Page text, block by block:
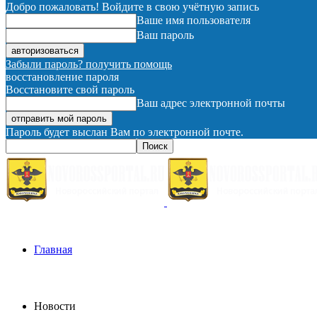
Добро пожаловать! Войдите в свою учётную запись
Ваше имя пользователя
Ваш пароль
Забыли пароль? получить помощь
восстановление пароля
Восстановите свой пароль
Ваш адрес электронной почты
Пароль будет выслан Вам по электронной почте.
Главная
Новости